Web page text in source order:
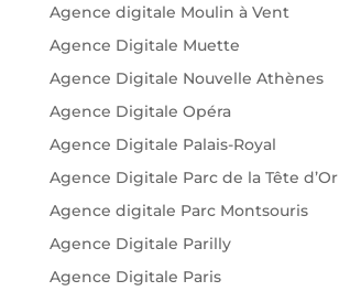
Agence digitale Moulin à Vent
Agence Digitale Muette
Agence Digitale Nouvelle Athènes
Agence Digitale Opéra
Agence Digitale Palais-Royal
Agence Digitale Parc de la Tête d’Or
Agence digitale Parc Montsouris
Agence Digitale Parilly
Agence Digitale Paris